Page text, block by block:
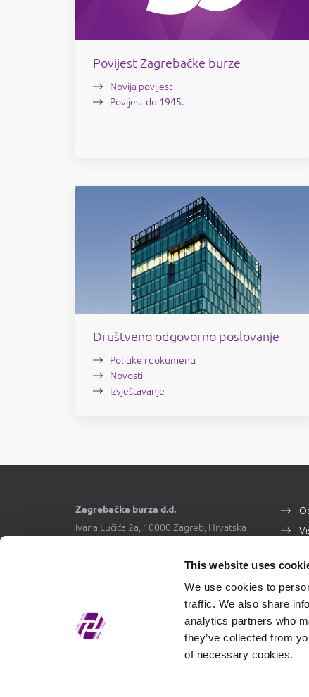
This website uses
We use cookies to
traffic. We also share
analytics partners who
they’ve collected from
of necessary cookies.
Povijest Zagrebačke burze
Novija povijest
Povijest do 1945.
Društveno odgovorno poslovanje
Politike i dokumenti
Novosti
Izvještavanje
Zagrebačka burza d.d.
Ivana Lučića 2a, 10000 Zagreb, Hrvatska